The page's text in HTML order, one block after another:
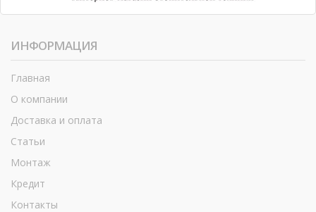
ИНФОРМАЦИЯ
Главная
О компании
Доставка и оплата
Статьи
Монтаж
Кредит
Контакты